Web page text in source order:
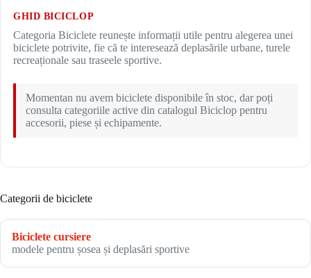
GHID BICICLOP
Categoria Biciclete reunește informații utile pentru alegerea unei
biciclete potrivite, fie că te interesează deplasările urbane, turele
recreaționale sau traseele sportive.
Momentan nu avem biciclete disponibile în stoc, dar poți
consulta categoriile active din catalogul Biciclop pentru
accesorii, piese și echipamente.
Categorii de biciclete
Biciclete cursiere
modele pentru șosea și deplasări sportive